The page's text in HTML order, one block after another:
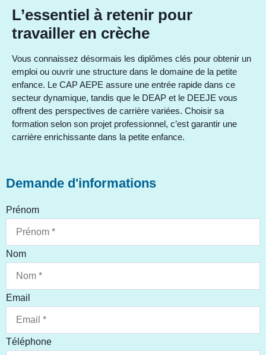
L’essentiel à retenir pour
travailler en crèche
Vous connaissez désormais les diplômes clés pour obtenir un
emploi ou ouvrir une structure dans le domaine de la petite
enfance. Le CAP AEPE assure une entrée rapide dans ce
secteur dynamique, tandis que le DEAP et le DEEJE vous
offrent des perspectives de carrière variées. Choisir sa
formation selon son projet professionnel, c’est garantir une
carrière enrichissante dans la petite enfance.
Demande d'informations
Prénom
Nom
Email
Téléphone